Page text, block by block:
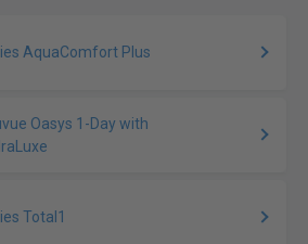
AquaComfort Plus
Oasys 1-Day with
Total1